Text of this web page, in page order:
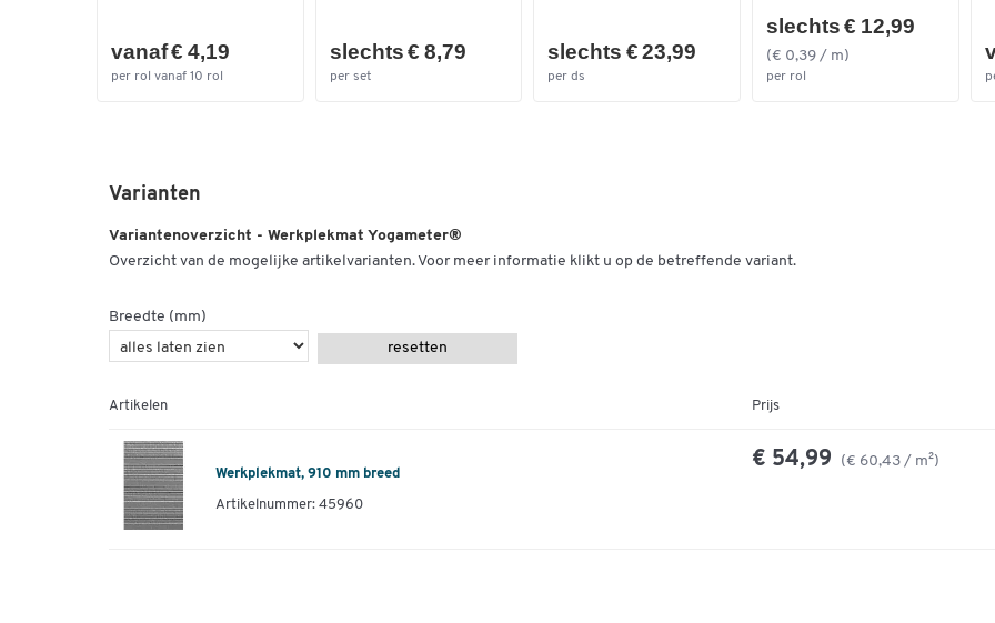
vanaf € 4,19
per rol vanaf 10 rol
slechts € 8,79
per set
slechts € 23,99
per ds
slechts € 12,99
(€ 0,39 / m)
per rol
Varianten
Variantenoverzicht - Werkplekmat Yogameter®
Overzicht van de mogelijke artikelvarianten. Voor meer informatie klikt u op de betreffende variant.
Breedte (mm)
resetten
Artikelen Prijs
Werkplekmat, 910 mm breed
Artikelnummer: 45960
€ 54,99 (€ 60,43 / m²)